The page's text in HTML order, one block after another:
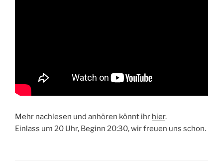
Mehr nachlesen und anhören könnt ihr hier.
Einlass um 20 Uhr, Beginn 20:30, wir freuen uns schon.